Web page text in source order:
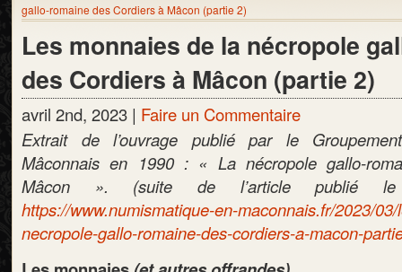
gallo-romaine des Cordiers à Mâcon (partie 2)
Les monnaies de la nécropole
des Cordiers à Mâcon (partie 2)
avril 2nd, 2023 | Faire un Commentaire
Extrait de l’ouvrage publié par le
Mâconnais en 1990 : « La nécropole gallo-
Mâcon ».
(suite de l’article publié
https://www.numismatique-en-maconnais.fr/2023/
necropole-gallo-romaine-des-cordiers-a-macon-